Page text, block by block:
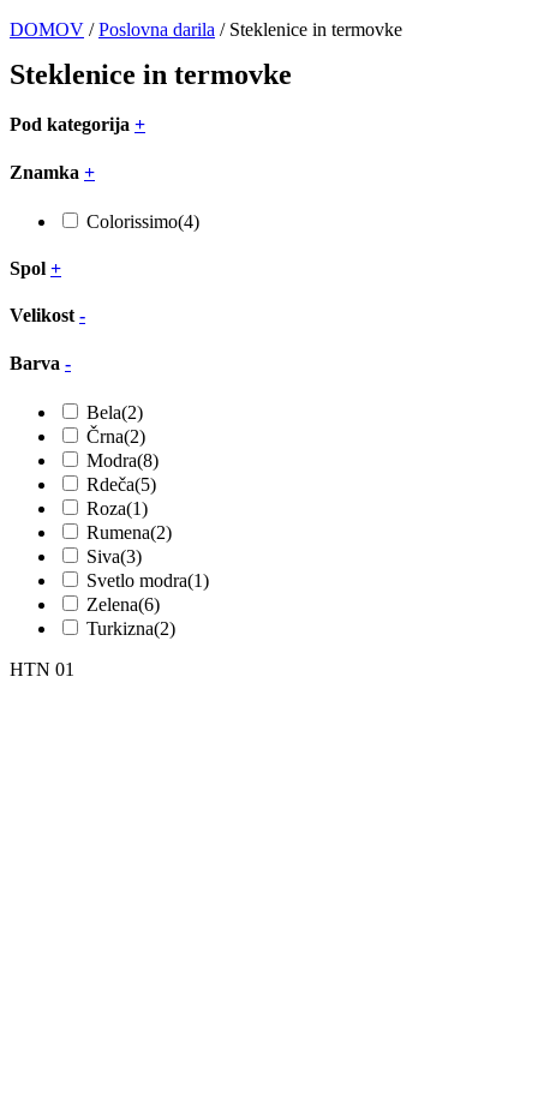
DOMOV /Poslovna darila / Steklenice in termovke
Steklenice in termovke
Pod kategorija +
Znamka +
Colorissimo(4)
Spol +
Velikost -
Barva -
Bela(2)
Črna(2)
Modra(8)
Rdeča(5)
Roza(1)
Rumena(2)
Siva(3)
Svetlo modra(1)
Zelena(6)
Turkizna(2)
HTN 01